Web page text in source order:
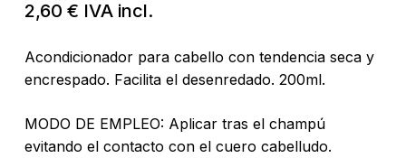
2,60 € IVA incl.
Acondicionador para cabello con tendencia seca y
encrespado. Facilita el desenredado. 200ml.
MODO DE EMPLEO: Aplicar tras el champú
evitando el contacto con el cuero cabelludo.